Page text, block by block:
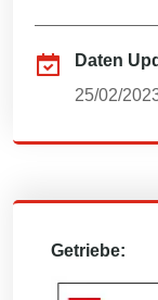
Daten
25/02/
Getriebe: